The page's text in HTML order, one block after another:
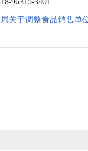
关于调整食品销售单